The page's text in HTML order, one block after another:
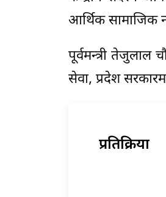
आर्थिक सामाजिक
पूर्वमन्त्री तेजुलाल
सेवा, प्रदेश
प्रतिक्रिया